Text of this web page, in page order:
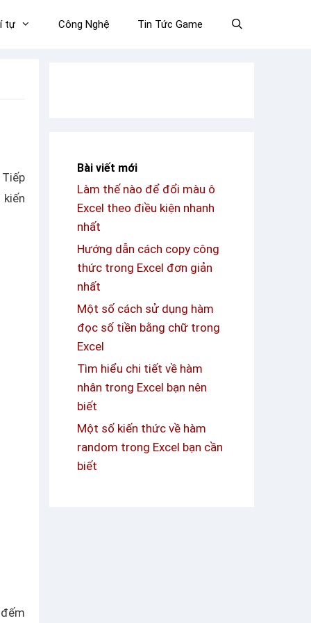
tự Công Nghệ Tin Tức Game
kiến
Bài viết mới
Làm thế nào để đổi màu ô
Excel theo điều kiện nhanh
nhất
Hướng dẫn cách copy công
thức trong Excel đơn giản
nhất
Một số cách sử dụng hàm
đọc số tiền bằng chữ trong
Excel
Tìm hiểu chi tiết về hàm
nhân trong Excel bạn nên
biết
Một số kiến thức về hàm
random trong Excel bạn cần
biết